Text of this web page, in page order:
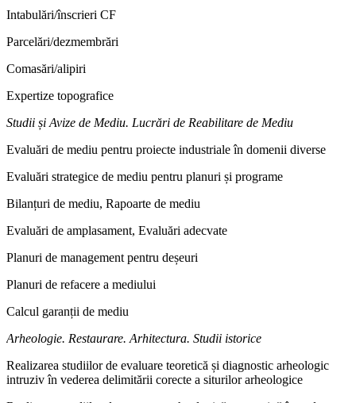
Intabulări/înscrieri CF
Parcelări/dezmembrări
Comasări/alipiri
Expertize topografice
Studii și Avize de Mediu. Lucrări de Reabilitare de Mediu
Evaluări de mediu pentru proiecte industriale în domenii diverse
Evaluări strategice de mediu pentru planuri și programe
Bilanțuri de mediu, Rapoarte de mediu
Evaluări de amplasament, Evaluări adecvate
Planuri de management pentru deșeuri
Planuri de refacere a mediului
Calcul garanții de mediu
Arheologie. Restaurare. Arhitectura. Studii istorice
Realizarea studiilor de evaluare teoretică și diagnostic arheologic
intruziv în vederea delimitării corecte a siturilor arheologice